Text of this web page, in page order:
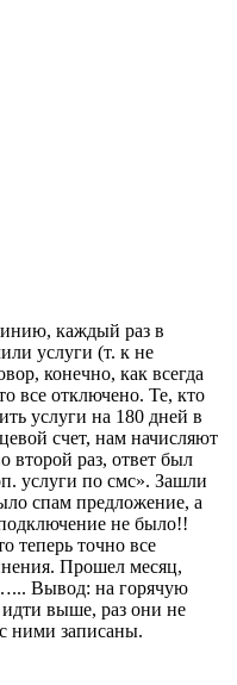
каждый раз в
услуги (т. к не
конечно, как всегда
все отключено. Те, кто
услуги на 180 дней в
счет, нам начисляют
второй раз, ответ был
услуги по смс». Зашли
спам предложение, а
не было!!
теперь точно все
Прошел месяц,
Вывод: на горячую
выше, раз они не
ними записаны.